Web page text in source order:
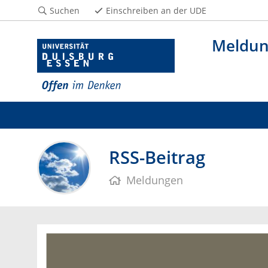
Suchen Einschreiben an der UDE
RSS-Beitrag
Meldungen